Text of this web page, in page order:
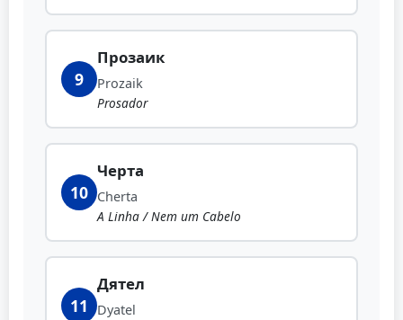
9
Прозаик
Prozaik
Prosador
10
Черта
Cherta
A Linha / Nem um Cabelo
11
Дятел
Dyatel